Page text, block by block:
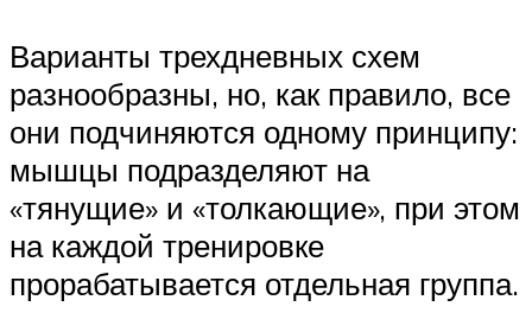
Варианты трехдневных схем
разнообразны, но, как правило, все
они подчиняются одному принципу:
мышцы подразделяют на
«тянущие» и «толкающие», при этом
на каждой тренировке
прорабатывается отдельная группа.